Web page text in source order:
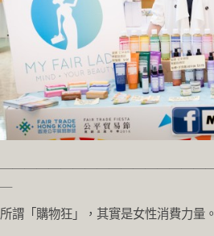
所謂「購物狂」，其實是女性消費力量。